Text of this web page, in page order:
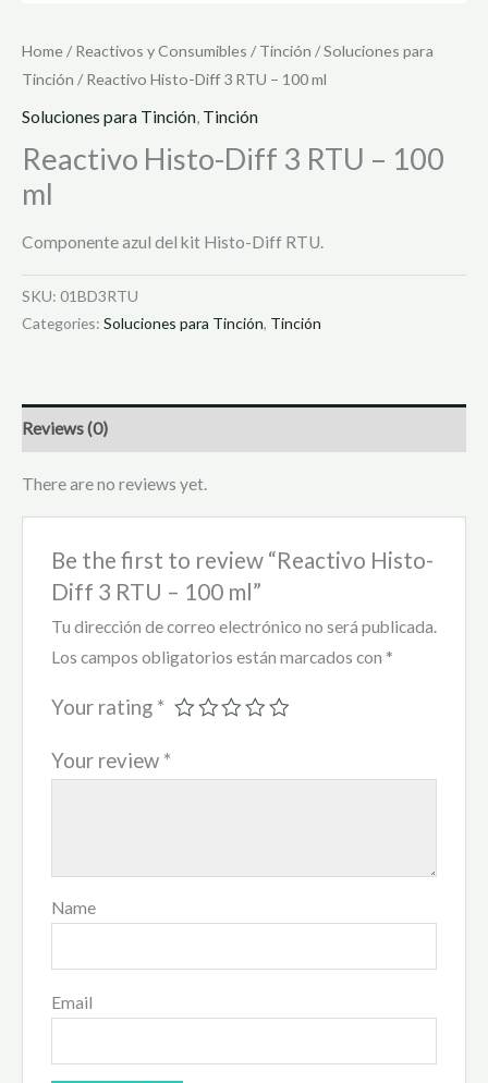
Home/Reactivos y Consumibles /Tinción /Soluciones para
Tinción / Reactivo Histo-Diff 3 RTU – 100 ml
Soluciones para Tinción, Tinción
Reactivo Histo-Diff 3 RTU – 100
ml
Componente azul del kit Histo-Diff RTU.
SKU: 01BD3RTU
Categories: Soluciones para Tinción, Tinción
Reviews (0)
There are no reviews yet.
Be the first to review “Reactivo Histo-
Diff 3 RTU – 100 ml”
Tu dirección de correo electrónico no será publicada.
Los campos obligatorios están marcados con *
Your rating *
Your review *
Name
Email